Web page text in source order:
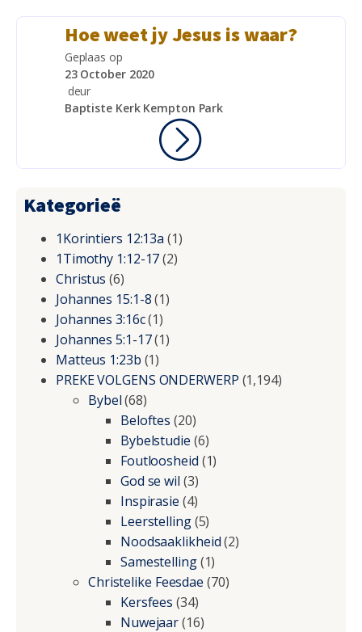
Hoe weet jy Jesus is waar?
Geplaas op
23 October 2020
deur
Baptiste Kerk Kempton Park
Kategorieë
1Korintiers 12:13a (1)
1Timothy 1:12-17(2)
Christus (6)
Johannes 15:1-8(1)
Johannes 3:16c(1)
Johannes 5:1-17(1)
Matteus 1:23b (1)
PREKE VOLGENS ONDERWERP (1,194)
Bybel(68)
Beloftes (20)
Bybelstudie (6)
Foutloosheid (1)
God se wil (3)
Inspirasie (4)
Leerstelling(5)
Noodsaaklikheid(2)
Samestelling(1)
Christelike Feesdae (70)
Kersfees (34)
Nuwejaar(16)